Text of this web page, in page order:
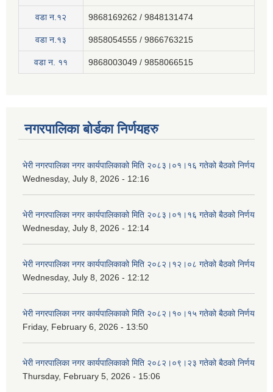
वडा न.१२ 9868169262 / 9848131474
वडा न.१३ 9858054555 / 9866763215
वडा न‍. ११ 9868003049 / 9858066515
नगरपालिका बोर्डका निर्णयहरु
भेरी नगरपालिका नगर कार्यपालिकाको मिति २०८३।०१।१६ गतेको बैठको निर्णय
Wednesday, July 8, 2026 - 12:16
भेरी नगरपालिका नगर कार्यपालिकाको मिति २०८३।०१।१६ गतेको बैठको निर्णय
Wednesday, July 8, 2026 - 12:14
भेरी नगरपालिका नगर कार्यपालिकाको मिति २०८२।१२।०८ गतेको बैठको निर्णय
Wednesday, July 8, 2026 - 12:12
भेरी नगरपालिका नगर कार्यपालिकाको मिति २०८२।१०।१५ गतेको बैठको निर्णय
Friday, February 6, 2026 - 13:50
भेरी नगरपालिका नगर कार्यपालिकाको मिति २०८२।०९।२३ गतेको बैठको निर्णय
Thursday, February 5, 2026 - 15:06